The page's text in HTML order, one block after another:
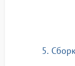
5.